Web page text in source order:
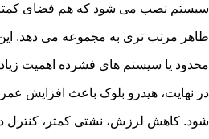
سیستم نصب می شود که هم فضای
ظاهر مرتب تری به مجموعه می دهد.
محدود یا سیستم های فشرده اهمیت
در نهایت، هیدرو بلوک باعث افزایش
شود. کاهش لرزش، نشتی کمتر، کنترل